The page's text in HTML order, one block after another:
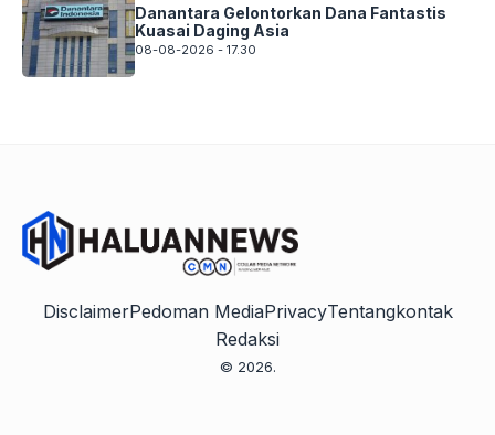
Danantara Gelontorkan Dana Fantastis
Kuasai Daging Asia
08-08-2026 - 17.30
DisclaimerPedoman MediaPrivacyTentangkontak
Redaksi
© 2026.